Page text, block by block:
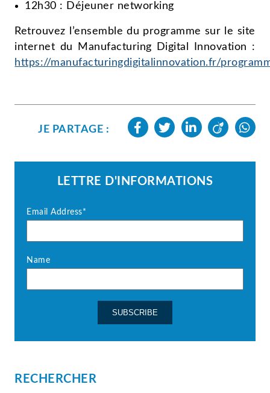
12h30 : Déjeuner networking
Retrouvez l’ensemble du programme sur le site
internet du Manufacturing Digital Innovation :
https://manufacturingdigitalinnovation.fr/
JE PARTAGE :
LETTRE D'INFORMATIONS
Email Address*
Name
RECHERCHER